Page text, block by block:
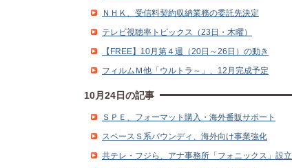
ＮＨＫ、受信料契約収納業務の委託先決定
テレビ視聴率トピックス（23日・木曜）
【FREE】10月第４週（20日～26日）の動き
フィルムＭ他「ウルトラ～」、12月完成予定
10月24日の記事
ＳＰＥ、フォーマット購入・海外番販サポート
スペースＳ系バウンディ、海外向け事業強化
共テレ・フジら、アナ事務所「フォニックス」設立